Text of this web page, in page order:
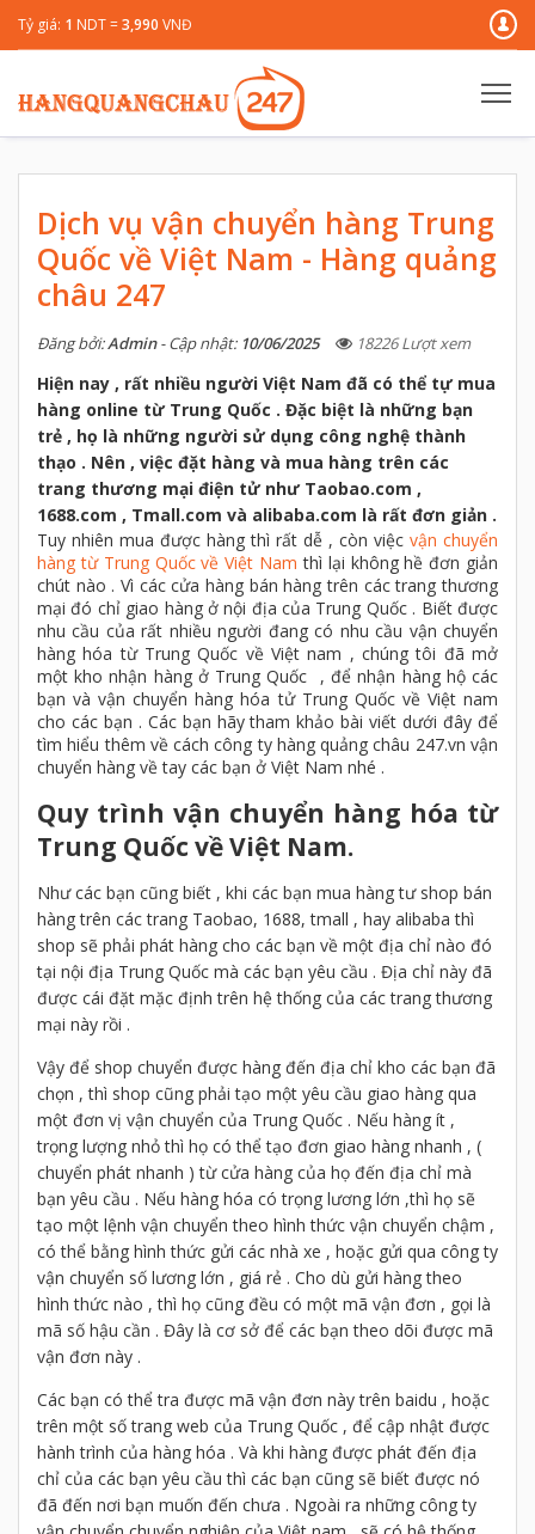
Tỷ giá: 1 NDT =3,990 VNĐ
Dịch vụ vận chuyển hàng Trung
Quốc về Việt Nam - Hàng quảng
châu 247
Đăng bởi:Admin- Cập nhật: 10/06/2025 18226 Lượt xem
Hiện nay , rất nhiều người Việt Nam đã có thể tự mua
hàng online từ Trung Quốc . Đặc biệt là những bạn
trẻ , họ là những người sử dụng công nghệ thành
thạo . Nên , việc đặt hàng và mua hàng trên các
trang thương mại điện tử như Taobao.com ,
1688.com , Tmall.com và alibaba.com là rất đơn giản .
Tuy nhiên mua được hàng thì rất dễ , còn việc vận chuyển
hàng từ Trung Quốc về Việt Nam thì lại không hề đơn giản
chút nào . Vì các cửa hàng bán hàng trên các trang thương
mại đó chỉ giao hàng ở nội địa của Trung Quốc . Biết được
nhu cầu của rất nhiều người đang có nhu cầu vận chuyển
hàng hóa từ Trung Quốc về Việt nam , chúng tôi đã mở
một kho nhận hàng ở Trung Quốc , để nhận hàng hộ các
bạn và vận chuyển hàng hóa tử Trung Quốc về Việt nam
cho các bạn . Các bạn hãy tham khảo bài viết dưới đây để
tìm hiểu thêm về cách công ty hàng quảng châu 247.vn vận
chuyển hàng về tay các bạn ở Việt Nam nhé .
Quy trình vận chuyển hàng hóa từ
Trung Quốc về Việt Nam.
Như các bạn cũng biết , khi các bạn mua hàng tư shop bán
hàng trên các trang Taobao, 1688, tmall , hay alibaba thì
shop sẽ phải phát hàng cho các bạn về một địa chỉ nào đó
tại nội địa Trung Quốc mà các bạn yêu cầu . Địa chỉ này đã
được cái đặt mặc định trên hệ thống của các trang thương
mại này rồi .
Vậy để shop chuyển được hàng đến địa chỉ kho các bạn đã
chọn , thì shop cũng phải tạo một yêu cầu giao hàng qua
một đơn vị vận chuyển của Trung Quốc . Nếu hàng ít ,
trọng lượng nhỏ thì họ có thể tạo đơn giao hàng nhanh , (
chuyển phát nhanh ) từ cửa hàng của họ đến địa chỉ mà
bạn yêu cầu . Nếu hàng hóa có trọng lương lớn ,thì họ sẽ
tạo một lệnh vận chuyển theo hình thức vận chuyển chậm ,
có thể bằng hình thức gửi các nhà xe , hoặc gửi qua công ty
vận chuyển số lương lớn , giá rẻ . Cho dù gửi hàng theo
hình thức nào , thì họ cũng đều có một mã vận đơn , gọi là
mã số hậu cần . Đây là cơ sở để các bạn theo dõi được mã
vận đơn này .
Các bạn có thể tra được mã vận đơn này trên baidu , hoặc
trên một số trang web của Trung Quốc , để cập nhật được
hành trình của hàng hóa . Và khi hàng được phát đến địa
chỉ của các bạn yêu cầu thì các bạn cũng sẽ biết được nó
đã đến nơi bạn muốn đến chưa . Ngoài ra những công ty